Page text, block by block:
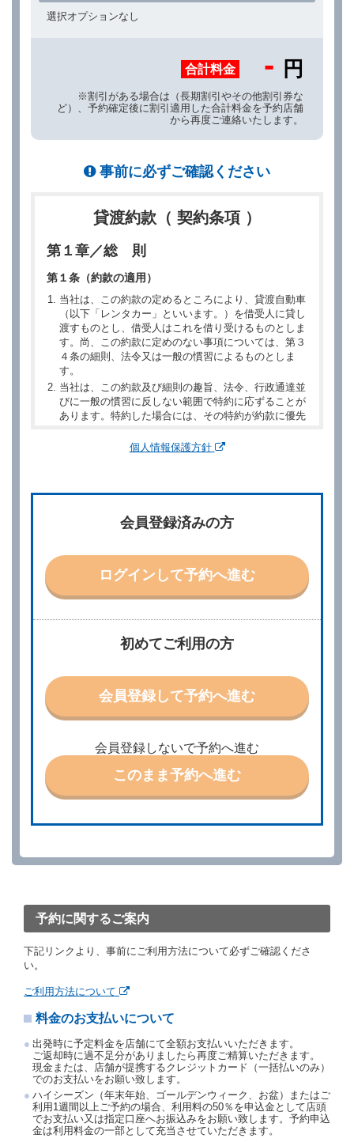
選択オプションなし
合計料金 - 円
※割引がある場合は（長期割引やその他割引券な
ど）、予約確定後に割引適用した合計料金を予約店舗
から再度ご連絡いたします。
事前に必ずご確認ください
貸渡約款（ 契約条項 ）
第１章／総 則
第１条（約款の適用）
当社は、この約款の定めるところにより、貸渡自動車
（以下「レンタカー」といいます。）を借受人に貸し
渡すものとし、借受人はこれを借り受けるものとしま
す。尚、この約款に定めのない事項については、第３
４条の細則、法令又は一般の慣習によるものとしま
す。
当社は、この約款及び細則の趣旨、法令、行政通達並
びに一般の慣習に反しない範囲で特約に応ずることが
あります。特約した場合には、その特約が約款に優先
別に定める料金表等に同意のうえ、別に定める方法に
他の借受条件（以下「借受条件」といいます。）を明
示して予約の申込みを行うことができます。なお、当
社は、電話連絡並びに電子メールによる予約に応じま
責任を負わないものとします。
当社は、借受人から予約の申込みがあったときは、原
則として、当社の保有するレンタカーの範囲内で予約
特に認める場合を除き、別に定める予約申込金を支払
うものとします。
第３条（予約の変更）
借受人は、前条第１項の借受条件を変更しようとする
ときは、あらかじめ当社の承諾を受けなければならな
いものとします。
第４条（予約の取消し等）
ができます。
を１時間以上経過してもレンタカー貸渡契約（以下
約取消手数料を当社に支払うものとし、当社は、この
予約取消手数料の支払いがあったときは、受領済の予
約申込金を借受人に返還するものとします。
当社の都合により、予約が取り消されたとき、又は貸
約申込金を返還するものとします。
若しくは当社のいずれの責にもよらない事由により貸
たものとします。この場合、当社は受領済の予約申込
金を返還するものとします。
第５条（代替レンタカー）
当社は、借受人から予約のあった車種クラスのレンタ
カーを貸し渡すことができないときは、予約と異なる
車種クラスのレンタカー（以下「代替レンタカー」と
個人情報保護方針
初めてご利用の方
会員登録して予約へ進む
会員登録しないで予約へ進む
このまま予約へ進む
会員登録済みの方
ログインして予約へ進む
予約に関するご案内
下記リンクより、事前にご利用方法について必ずご確認くださ
い。
ご利用方法について
料金のお支払いについて
出発時に予定料金を店舗にて全額お支払いいただきます。
ご返却時に過不足分がありましたら再度ご精算いただきます。
現金または、店舗が提携するクレジットカード（一括払いのみ）
でのお支払いをお願い致します。
ハイシーズン（年末年始、ゴールデンウィーク、お盆）またはご
利用1週間以上ご予約の場合、利用料の50％を申込金として店頭
でお支払い又は指定口座へお振込みをお願い致します。予約申込
金は利用料金の一部として充当させていただきます。